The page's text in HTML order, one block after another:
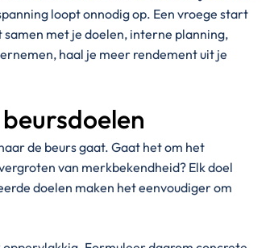
loopt onnodig op. Een vroege start
met je doelen, interne planning,
haal je meer rendement uit je
de beurs gaat. Gaat het om het
van merkbekendheid? Elk doel
doelen maken het eenvoudiger om